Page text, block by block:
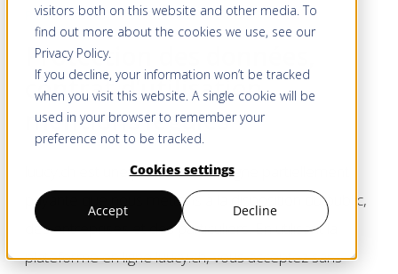
visitors both on this website and other media. To
find out more about the cookies we use, see our
Privacy Policy.
If you decline, your information won’t be tracked
when you visit this website. A single cookie will be
used in your browser to remember your
preference not to be tracked.
Cookies settings
Accept Decline
POLITIQUE DE PROTECTION DES DONNÉES
Protection des données,
contrat d’utilisation,
mentions légales
luucy.ch est une plateforme en ligne partiellement
payante que nous mettons à la disposition du public,
des entreprises et des particuliers. En utilisant la
plateforme en ligne luucy.ch, vous acceptez sans